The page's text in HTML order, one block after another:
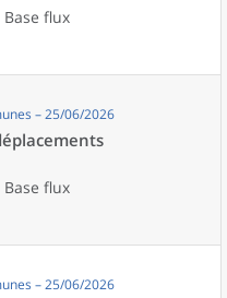
flux
– 25/06/2026
flux
– 25/06/2026